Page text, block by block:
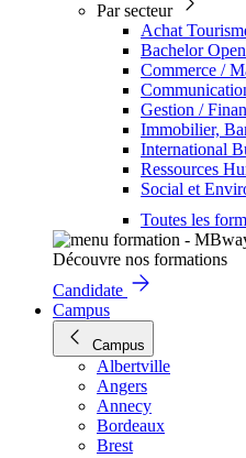
Par secteur
Achat
Bachelor Open
Commerce /
Gestion /
Immobilier,
International
Ressources
Social et
Toutes les
Découvre nos formations
Candidate
Campus
Campus
Albertville
Angers
Annecy
Bordeaux
Brest